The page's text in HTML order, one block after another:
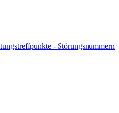
- Störungsnummern